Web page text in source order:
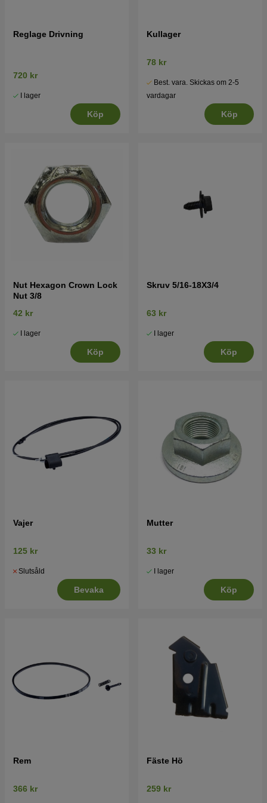
Reglage Drivning
720 kr
I lager
Köp
Kullager
78 kr
Best. vara. Skickas om 2-5
vardagar
Köp
Nut Hexagon Crown Lock
Nut 3/8
42 kr
I lager
Köp
Skruv 5/16-18X3/4
63 kr
I lager
Köp
Vajer
125 kr
Slutsåld
Bevaka
Mutter
33 kr
I lager
Köp
Rem
366 kr
Fäste Hö
259 kr